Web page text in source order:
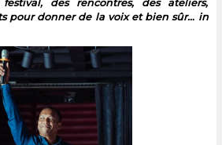
des rencontres, des ateliers,
pour donner de la voix et bien sûr… in